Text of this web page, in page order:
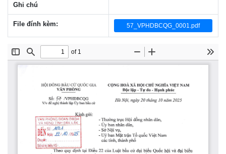
Ghi chú
File đính kèm: 57_VPHDBCQG_0001.pdf